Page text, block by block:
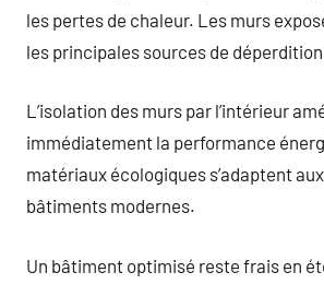
les pertes de chaleur. Les murs
les principales sources de
L’isolation des murs par l’intérieur
immédiatement la performance
matériaux écologiques s’adaptent
bâtiments modernes.
Un bâtiment optimisé reste frais en